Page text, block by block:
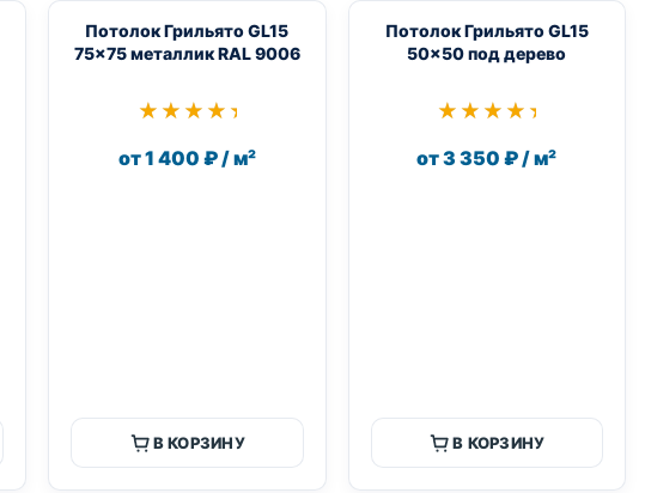
Потолок Грильято GL15
75×75 металлик RAL 9006
★★★★★
★★★★★
от 1 400 ₽ / м²
В КОРЗИНУ
Потолок Грильято GL15
50×50 под дерево
★★★★★
★★★★★
от 3 350 ₽ / м²
В КОРЗИНУ